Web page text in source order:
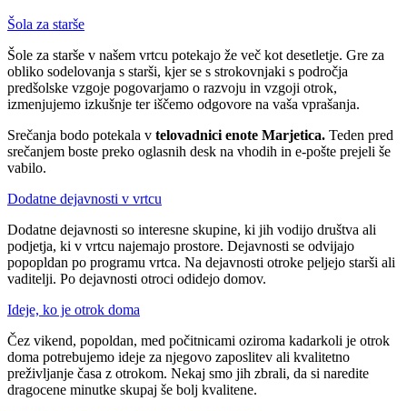
Šola za starše
Šole za starše v našem vrtcu potekajo že več kot desetletje. Gre za
obliko sodelovanja s starši, kjer se s strokovnjaki s področja
predšolske vzgoje pogovarjamo o razvoju in vzgoji otrok,
izmenjujemo izkušnje ter iščemo odgovore na vaša vprašanja.
Srečanja bodo potekala v telovadnici enote Marjetica. Teden pred
srečanjem boste preko oglasnih desk na vhodih in e-pošte prejeli še
vabilo.
Dodatne dejavnosti v vrtcu
Dodatne dejavnosti so interesne skupine, ki jih vodijo društva ali
podjetja, ki v vrtcu najemajo prostore. Dejavnosti se odvijajo
popopldan po programu vrtca. Na dejavnosti otroke peljejo starši ali
vaditelji. Po dejavnosti otroci odidejo domov.
Ideje, ko je otrok doma
Čez vikend, popoldan, med počitnicami oziroma kadarkoli je otrok
doma potrebujemo ideje za njegovo zaposlitev ali kvalitetno
preživljanje časa z otrokom. Nekaj smo jih zbrali, da si naredite
dragocene minutke skupaj še bolj kvalitene.